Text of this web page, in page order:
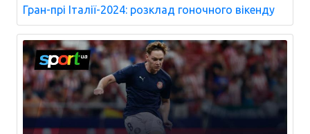
Гран-прі Італії-2024: розклад гоночного вікенду